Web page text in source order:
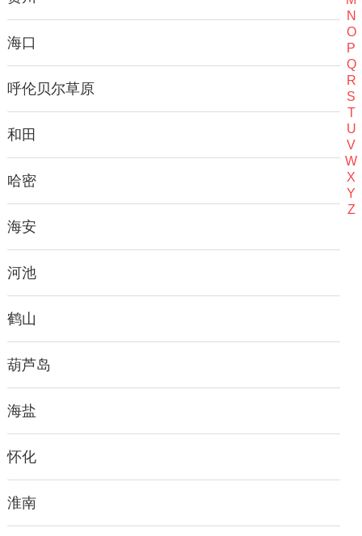
海口
呼伦贝尔草原
和田
哈密
海安
河池
鹤山
葫芦岛
海盐
怀化
淮南
N
O
P
Q
R
S
T
U
V
W
X
Y
Z